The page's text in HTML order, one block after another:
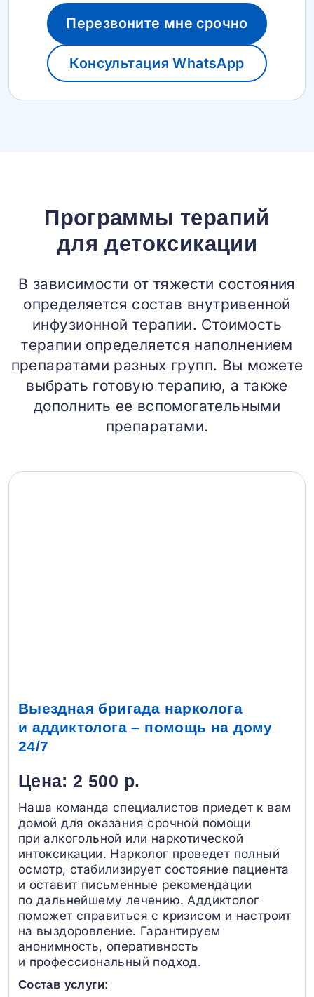
Перезвоните мне срочно
Консультация WhatsApp
Программы терапий
для детоксикации
В зависимости от тяжести состояния
определяется состав внутривенной
инфузионной терапии. Стоимость
терапии определяется наполнением
препаратами разных групп. Вы можете
выбрать готовую терапию, а также
дополнить ее вспомогательными
препаратами.
Выездная бригада нарколога
и аддиктолога – помощь на дому
24/7
Цена: 2 500 р.
Наша команда специалистов приедет к вам
домой для оказания срочной помощи
при алкогольной или наркотической
интоксикации. Нарколог проведет полный
осмотр, стабилизирует состояние пациента
и оставит письменные рекомендации
по дальнейшему лечению. Аддиктолог
поможет справиться с кризисом и настроит
на выздоровление. Гарантируем
анонимность, оперативность
и профессиональный подход.
Состав услуги: